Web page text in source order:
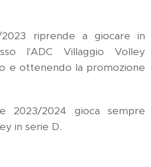
riprende a giocare in
l'ADC Villaggio Volley
e ottenendo la promozione
2023/2024 gioca sempre
in serie D.